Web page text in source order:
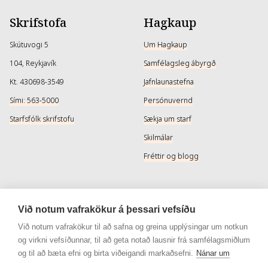
Skrifstofa
Skútuvogi 5
104, Reykjavík
Kt. 430698-3549
Sími: 563-5000
Starfsfólk skrifstofu
Hagkaup
Um Hagkaup
Samfélagsleg ábyrgð
Jafnlaunastefna
Persónuvernd
Sækja um starf
Skilmálar
Fréttir og blogg
Þjónusta
Afhendingarmöguleikar
Skilareglur
Samfélagsmiðlar
Instagram
Instagram - Snyrtivara
Við notum vafrakökur á þessari vefsíðu
Við notum vafrakökur til að safna og greina upplýsingar um notkun
og virkni vefsíðunnar, til að geta notað lausnir frá samfélagsmiðlum
og til að bæta efni og birta viðeigandi markaðsefni. Nánar um